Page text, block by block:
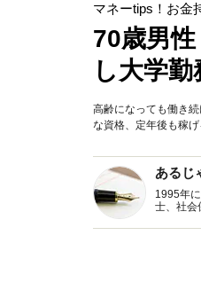
マネーtips！お金
70歳男
し大学
高齢になっても働き
な資格、定年後も稼
あるじ
1995年
士、社会